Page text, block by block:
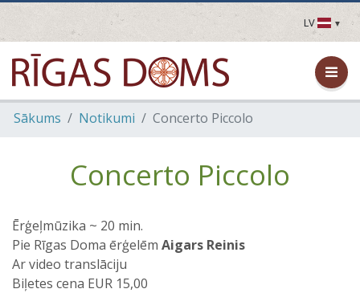
LV
LV
EN
DE
FR
Sākums Notikumi Concerto Piccolo
Concerto Piccolo
Ērģeļmūzika ~ 20 min.
Pie Rīgas Doma ērģelēm Aigars Reinis
Ar video translāciju
Biļetes cena EUR 15,00